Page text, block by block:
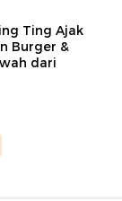
Ting Ajak
Burger &
dari